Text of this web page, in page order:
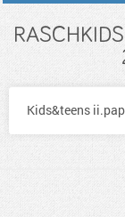
Kids&teens